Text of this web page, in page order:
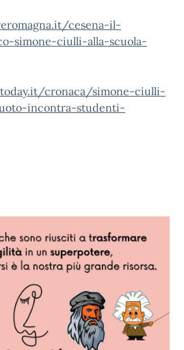
cesena-il-
simone-ciulli-alla-scuola-
cronaca/simone-ciulli-
incontra-studenti-